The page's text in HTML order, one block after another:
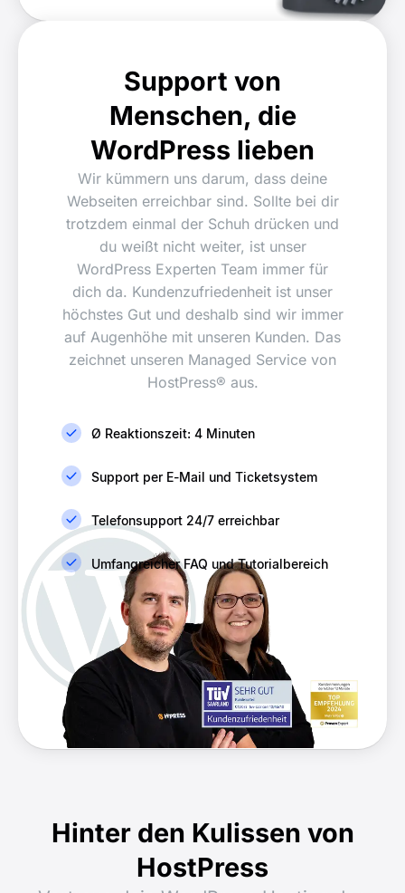
Support von
Menschen, die
WordPress lieben
Wir kümmern uns darum, dass deine
Webseiten erreichbar sind. Sollte bei dir
trotzdem einmal der Schuh drücken und
du weißt nicht weiter, ist unser
WordPress Experten Team immer für
dich da. Kundenzufriedenheit ist unser
höchstes Gut und deshalb sind wir immer
auf Augenhöhe mit unseren Kunden. Das
zeichnet unseren Managed Service von
HostPress® aus.
Ø Reaktionszeit: 4 Minuten
Support per E-Mail und Ticketsystem
Telefonsupport 24/7 erreichbar
Umfangreicher FAQ und Tutorialbereich
Hinter den Kulissen von
HostPress